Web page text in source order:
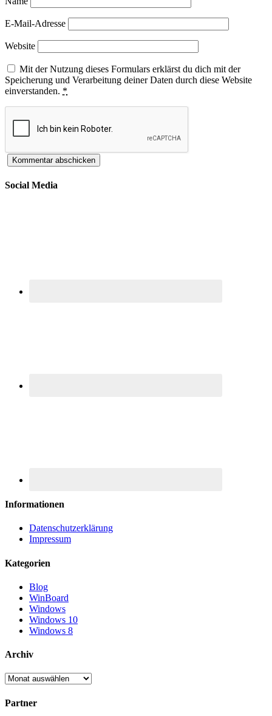
E-Mail-Adresse
Website
Mit der Nutzung dieses Formulars erklärst du dich mit der
Speicherung und Verarbeitung deiner Daten durch diese Website
einverstanden. *
Social Media
Informationen
Datenschutzerklärung
Impressum
Kategorien
Blog
WinBoard
Windows
Windows 10
Windows 8
Archiv
Archiv
Partner